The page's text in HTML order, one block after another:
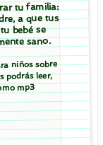
tu familia:
a que tus
bebé se
sano.
niños sobre
podrás leer,
mp3